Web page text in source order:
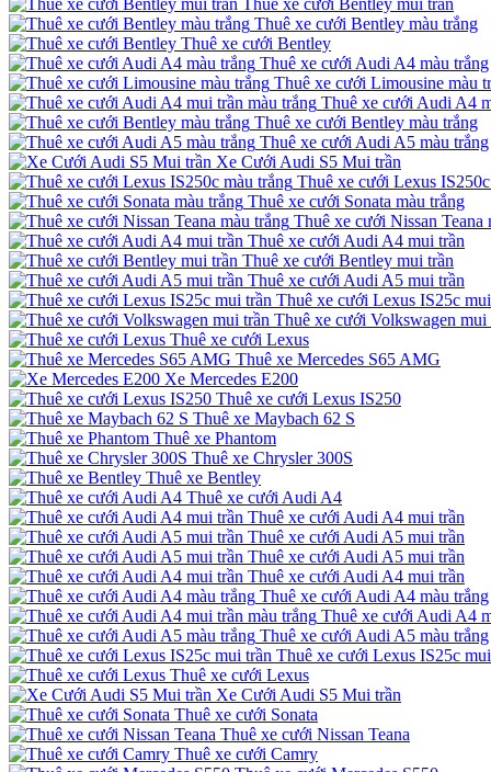
Thuê xe cưới Bentley mui trần
Thuê xe cưới Bentley màu trắng
Thuê xe cưới Bentley
Thuê xe cưới Audi A4 màu trắng
Thuê xe cưới Limousine màu
Thuê xe cưới Audi A4
Thuê xe cưới Bentley màu trắng
Thuê xe cưới Audi A5 màu trắng
Xe Cưới Audi S5 Mui trần
Thuê xe cưới Lexus
Thuê xe cưới Sonata màu trắng
Thuê xe cưới Nissan Teana
Thuê xe cưới Audi A4 mui trần
Thuê xe cưới Bentley mui trần
Thuê xe cưới Audi A5 mui trần
Thuê xe cưới Lexus IS25c
Thuê xe cưới Volkswagen mui
Thuê xe cưới Lexus
Thuê xe Mercedes S65 AMG
Xe Mercedes E200
Thuê xe cưới Lexus IS250
Thuê xe Maybach 62 S
Thuê xe Phantom
Thuê xe Chrysler 300S
Thuê xe Bentley
Thuê xe cưới Audi A4
Thuê xe cưới Audi A4 mui trần
Thuê xe cưới Audi A5 mui trần
Thuê xe cưới Audi A5 mui trần
Thuê xe cưới Audi A4 mui trần
Thuê xe cưới Audi A4 màu trắng
Thuê xe cưới Audi A4
Thuê xe cưới Audi A5 màu trắng
Thuê xe cưới Lexus IS25c
Thuê xe cưới Lexus
Xe Cưới Audi S5 Mui trần
Thuê xe cưới Sonata
Thuê xe cưới Nissan Teana
Thuê xe cưới Camry